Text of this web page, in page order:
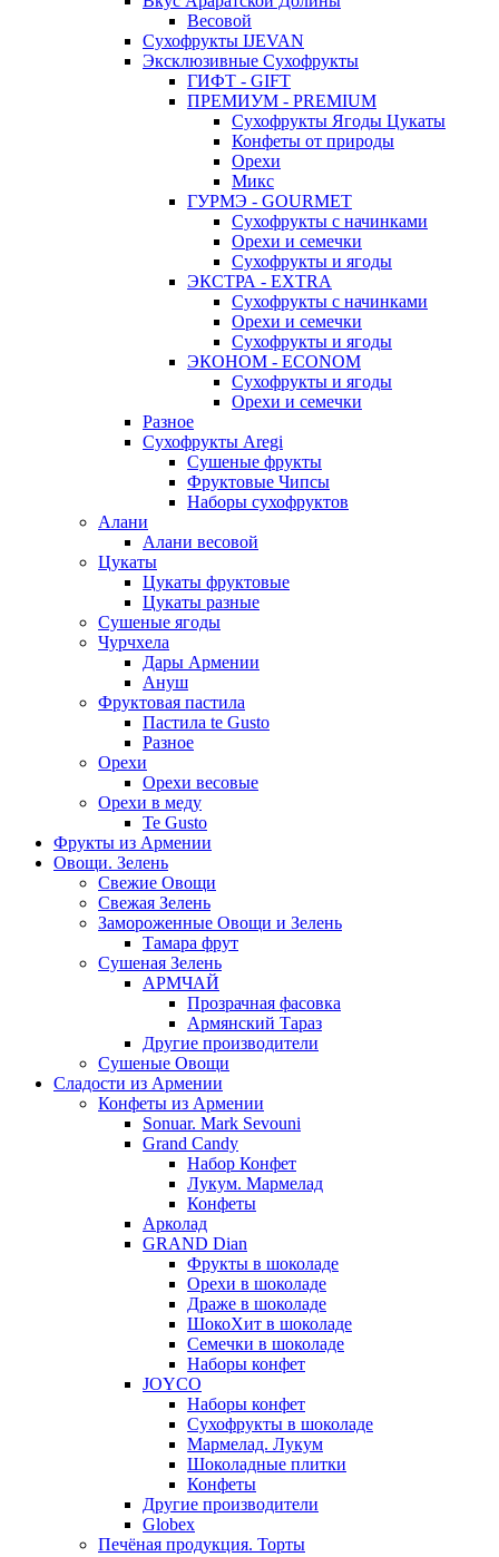
Весовой
Сухофрукты IJEVAN
Эксклюзивные Сухофрукты
ГИФТ - GIFT
ПРЕМИУМ - PREMIUM
Сухофрукты Ягоды Цукаты
Конфеты от природы
Орехи
Микс
ГУРМЭ - GOURMET
Сухофрукты с начинками
Орехи и семечки
Сухофрукты и ягоды
ЭКСТРА - EXTRA
Сухофрукты с начинками
Орехи и семечки
Сухофрукты и ягоды
ЭКОНОМ - ECONOM
Сухофрукты и ягоды
Орехи и семечки
Разное
Сухофрукты Aregi
Сушеные фрукты
Фруктовые Чипсы
Наборы сухофруктов
Алани
Алани весовой
Цукаты
Цукаты фруктовые
Цукаты разные
Сушеные ягоды
Чурчхела
Дары Армении
Ануш
Фруктовая пастила
Пастила te Gusto
Разное
Орехи
Орехи весовые
Орехи в меду
Te Gusto
Фрукты из Армении
Овощи. Зелень
Свежие Овощи
Свежая Зелень
Замороженные Овощи и Зелень
Тамара фрут
Сушеная Зелень
АРМЧАЙ
Прозрачная фасовка
Армянский Тараз
Другие производители
Сушеные Овощи
Сладости из Армении
Конфеты из Армении
Sonuar. Mark Sevouni
Grand Candy
Набор Конфет
Лукум. Мармелад
Конфеты
Арколад
GRAND Dian
Фрукты в шоколаде
Орехи в шоколаде
Драже в шоколаде
ШокоХит в шоколаде
Семечки в шоколаде
Наборы конфет
JOYCO
Наборы конфет
Сухофрукты в шоколаде
Мармелад. Лукум
Шоколадные плитки
Конфеты
Другие производители
Globex
Печёная продукция. Торты